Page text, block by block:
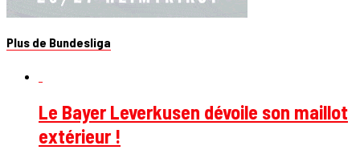
Plus de Bundesliga
Le Bayer Leverkusen dévoile son maillot
extérieur !